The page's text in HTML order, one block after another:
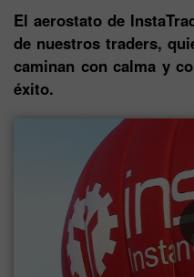
El aerostato de
de nuestros traders,
caminan con calma y
éxito.